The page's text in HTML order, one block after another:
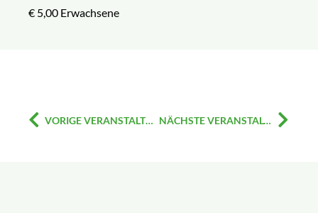
€ 5,00 Erwachsene
VORIGE VERANSTALTUNG NÄCHSTE VERANSTALTUNG